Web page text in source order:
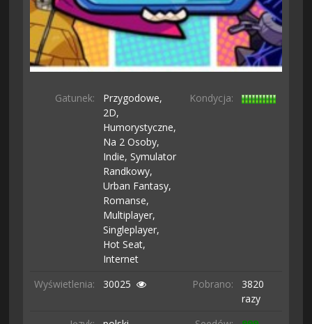
Gatunek:
Przygodowe,
2D,
Humorystyczne,
Na 2 Osoby,
Indie,Symulator
Randkowy,
Urban Fantasy,
Romanse,
Multiplayer,
Singleplayer,
Hot Seat,
Internet
Kondycja:
Wyświetlenia: 30025 Pobrano:
3820
razy